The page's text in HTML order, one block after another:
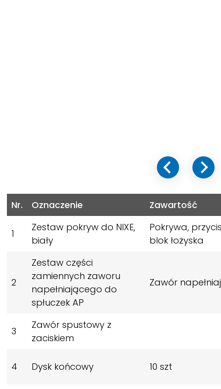
Nr. Oznaczenie Zawartość
1
Zestaw pokryw do NIXE,
biały
Pokrywa,
blok łożyska
2
Zestaw części
zamiennych zaworu
napełniającego do
spłuczek AP
Zawór
3
Zawór spustowy z
zaciskiem
4 Dysk końcowy 10 szt